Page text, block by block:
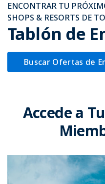
ENCONTRAR TU
SHOPS & RESORTS DE
Tablón de
Buscar Ofertas de
Accede a